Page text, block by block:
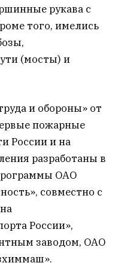
рукава с
того, имелись
(мосты) и
и обороны» от
пожарные
России и на
разработаны в
ОАО
совместно с
России»,
заводом, ОАО